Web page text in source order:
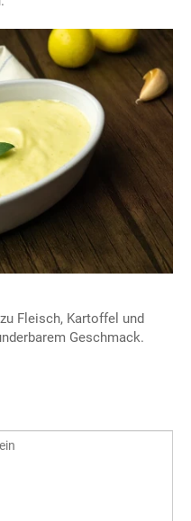
Fleisch, Kartoffel und
Geschmack.